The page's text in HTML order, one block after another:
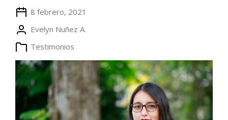
8 febrero, 2021
Evelyn Nuñez A.
Testimonios